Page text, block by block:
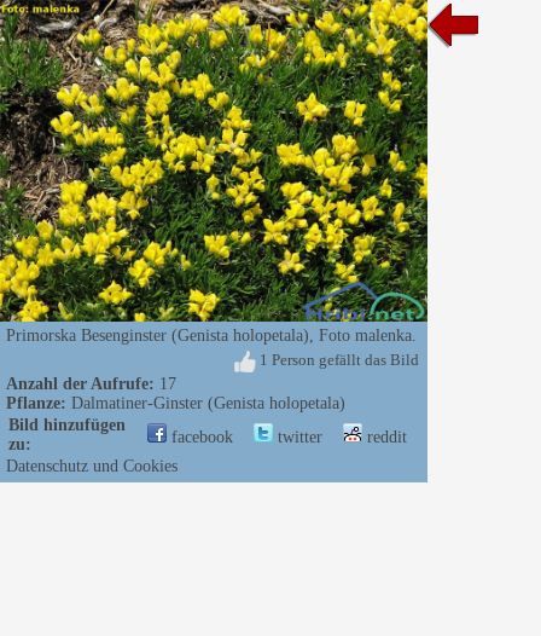
Primorska Besenginster (Genista holopetala), Foto malenka.
1 Person gefällt das Bild
Anzahl der Aufrufe: 17
Pflanze: Dalmatiner-Ginster (Genista holopetala)
Bild hinzufügen
zu:
facebook twitter
reddit
Datenschutz und Cookies